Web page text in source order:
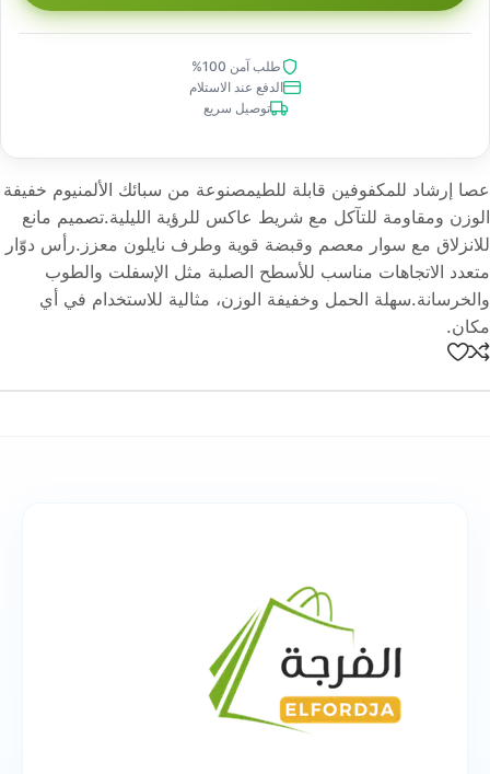
طلب آمن 100%
الدفع عند الاستلام
توصيل سريع
عصا إرشاد للمكفوفين قابلة للطيمصنوعة من سبائك الألمنيوم خفيفة
الوزن ومقاومة للتآكل مع شريط عاكس للرؤية الليلية.تصميم مانع
للانزلاق مع سوار معصم وقبضة قوية وطرف نايلون معزز.رأس دوّار
متعدد الاتجاهات مناسب للأسطح الصلبة مثل الإسفلت والطوب
والخرسانة.سهلة الحمل وخفيفة الوزن، مثالية للاستخدام في أي
مكان.